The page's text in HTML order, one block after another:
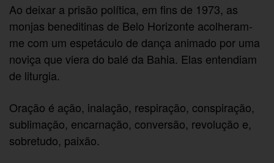
Ao deixar a prisão política, em fins de 1973, as
monjas beneditinas de Belo Horizonte acolheram-
me com um espetáculo de dança animado por uma
noviça que viera do balé da Bahia. Elas entendiam
de liturgia.
Oração é ação, inalação, respiração, conspiração,
sublimação, encarnação, conversão, revolução e,
sobretudo, paixão.